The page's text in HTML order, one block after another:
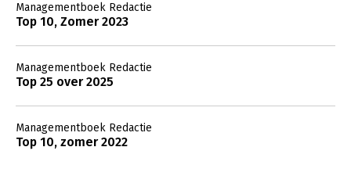
Managementboek Redactie
Top 10, Zomer 2023
Managementboek Redactie
Top 25 over 2025
Managementboek Redactie
Top 10, zomer 2022